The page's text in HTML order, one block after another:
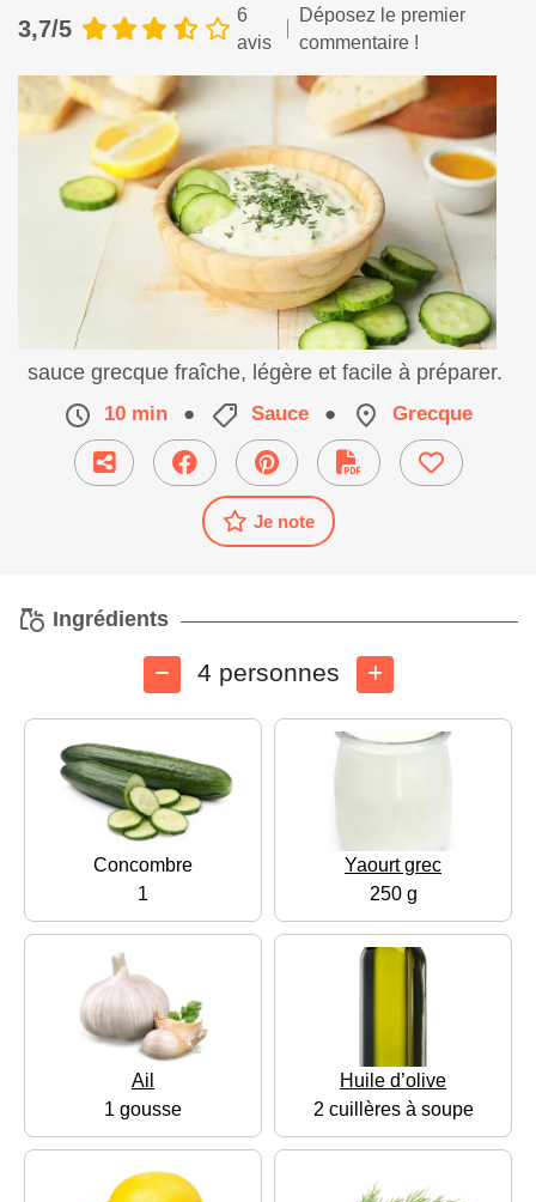
3,7/5
6
avis
Déposez le premier
commentaire !
Savourez un tzatziki maison au concombre, une
sauce grecque fraîche, légère et facile à préparer.
10 min ● Sauce ● Grecque
Je note
Ingrédients
4 personnes
Concombre
1
Yaourt grec
250 g
Ail
1 gousse
Huile d’olive
2 cuillères à soupe